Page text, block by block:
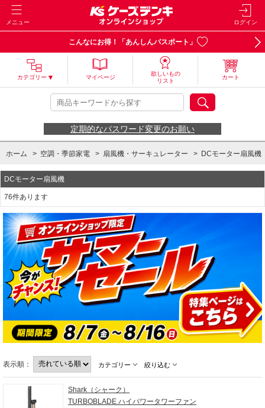
メニュー ログイン
こんなにお得！「あんしんパスポート」
カテゴリー マイページ
欲しいもの
リスト
カート
定期的なパスワード変更のお願い
ホーム > 空調・季節家電 > 扇風機・サーキュレーター > DCモーター扇風機
DCモーター扇風機
76件あります
表示順： カテゴリー 絞り込む
Shark（シャーク）
TURBOBLADE ハイパワータワーファン